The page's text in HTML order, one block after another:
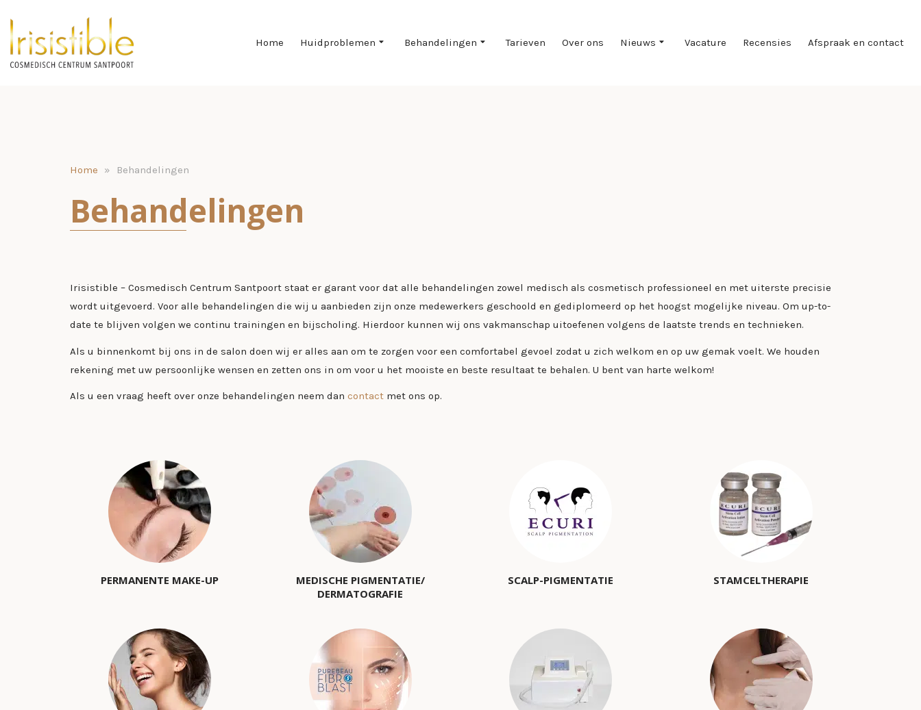
Home Huidproblemen Behandelingen Tarieven Over ons Nieuws Vacature Recensies Afspraak en contact
Home » Behandelingen
Behandelingen
Irisistible – Cosmedisch Centrum Santpoort staat er garant voor dat alle behandelingen zowel medisch als cosmetisch professioneel en met uiterste precisie
wordt uitgevoerd. Voor alle behandelingen die wij u aanbieden zijn onze medewerkers geschoold en gediplomeerd op het hoogst mogelijke niveau. Om up-to-
date te blijven volgen we continu trainingen en bijscholing. Hierdoor kunnen wij ons vakmanschap uitoefenen volgens de laatste trends en technieken.
Als u binnenkomt bij ons in de salon doen wij er alles aan om te zorgen voor een comfortabel gevoel zodat u zich welkom en op uw gemak voelt. We houden
rekening met uw persoonlijke wensen en zetten ons in om voor u het mooiste en beste resultaat te behalen. U bent van harte welkom!
Als u een vraag heeft over onze behandelingen neem dan contact met ons op.
PERMANENTE MAKE-UP
MEDISCHE PIGMENTATIE/
DERMATOGRAFIE
SCALP-PIGMENTATIE STAMCELTHERAPIE